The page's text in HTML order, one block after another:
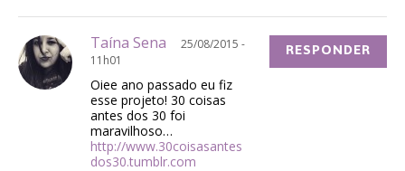
Taína Sena
25/08/2015 -
11h01
Oiee ano passado eu fiz
esse projeto! 30 coisas
antes dos 30 foi
maravilhoso…
http://www.30coisasantes
dos30.tumblr.com
RESPONDER